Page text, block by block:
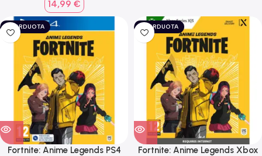
14,99 €
IŠPARDUOTA
Fortnite: Anime Legends PS4
IŠPARDUOTA
Fortnite: Anime Legends Xbox